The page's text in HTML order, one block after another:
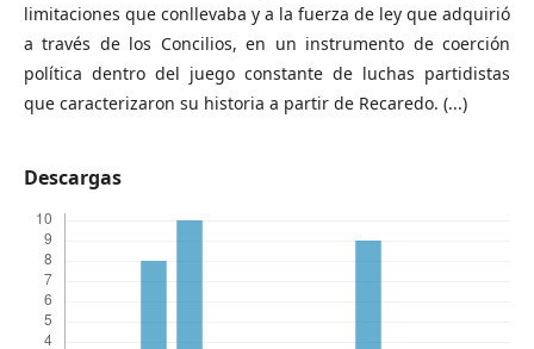
limitaciones que conllevaba y a la fuerza de ley que adquirió
a través de los Concilios, en un instrumento de coerción
política dentro del juego constante de luchas partidistas
que caracterizaron su historia a partir de Recaredo. (...)
Descargas